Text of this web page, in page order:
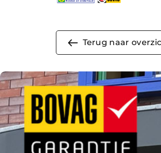
Terug naar